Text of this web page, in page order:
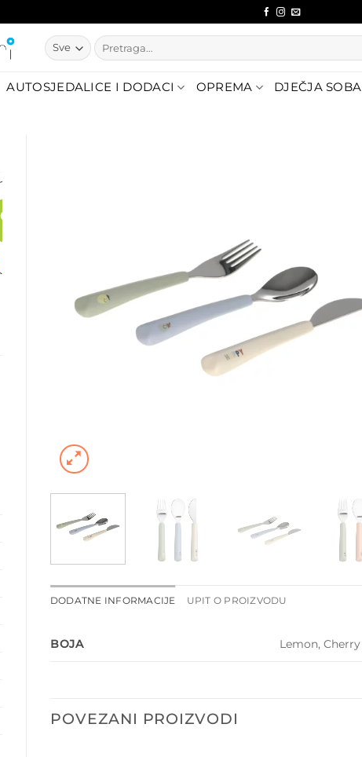
Pretraži:
AUTOSJEDALICE I DODACI OPREMA DJEČJA SOBA
DODATNE INFORMACIJE UPIT O PROIZVODU
BOJA Lemon, Cherry
POVEZANI PROIZVODI